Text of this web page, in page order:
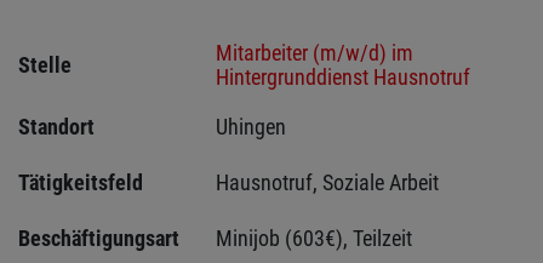
Stelle
Mitarbeiter (m/w/d) im
Hintergrunddienst Hausnotruf
Standort
Uhingen
Tätigkeitsfeld Hausnotruf, Soziale Arbeit
Beschäftigungsart Minijob (603€), Teilzeit